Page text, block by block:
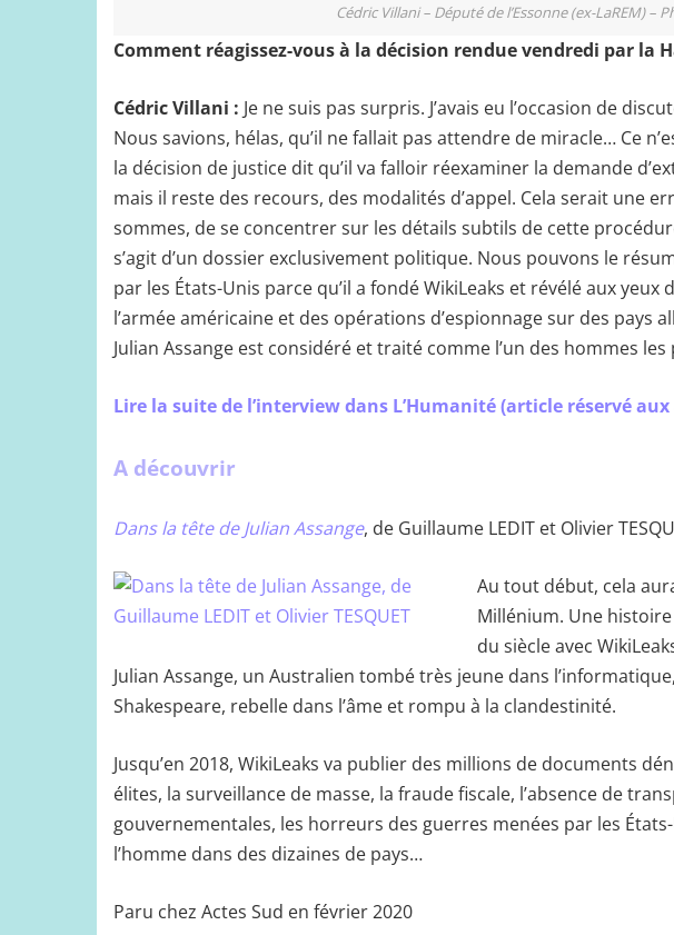
Cédric Villani – Député de l’Essonne (ex-LaREM) –
Comment réagissez-vous à la décision rendue vendredi par la
Cédric Villani : Je ne suis pas surpris. J’avais eu l’occasion de
Nous savions, hélas, qu’il ne fallait pas attendre de miracle… Ce
la décision de justice dit qu’il va falloir réexaminer la demande
mais il reste des recours, des modalités d’appel. Cela serait une
sommes, de se concentrer sur les détails subtils de cette
s’agit d’un dossier exclusivement politique. Nous pouvons le
par les États-Unis parce qu’il a fondé WikiLeaks et révélé aux
l’armée américaine et des opérations d’espionnage sur des pays
Julian Assange est considéré et traité comme l’un des hommes
Lire la suite de l’interview dans L’Humanité (article réservé
A découvrir
Dans la tête de Julian Assange, de Guillaume LEDIT et Olivier
Au tout début, cela
Millénium. Une
du siècle avec
Julian Assange, un Australien tombé très jeune dans
Shakespeare, rebelle dans l’âme et rompu à la clandestinité.
Jusqu’en 2018, WikiLeaks va publier des millions de documents
élites, la surveillance de masse, la fraude fiscale, l’absence de
gouvernementales, les horreurs des guerres menées par les
l’homme dans des dizaines de pays…
Paru chez Actes Sud en février 2020